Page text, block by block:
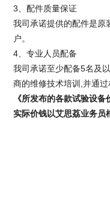
3、配件质量保证
我司承诺提供的配件是原
户。
4、专业人员配备
我司承诺至少配备5名及
商的维修技术培训,并通过
《所发布的各款试验设备
实际价钱以艾思荔业务员